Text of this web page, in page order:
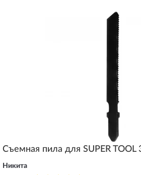
Съемная пила для SUPER TOOL
Никита